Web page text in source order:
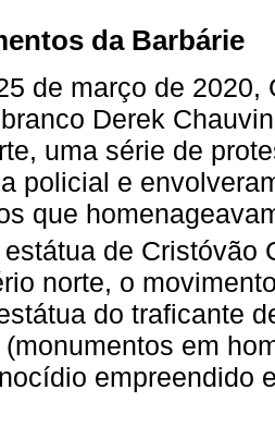
da Barbárie
de março de
Derek
uma série de
policial e
que
de Cristóvão
norte, o
do traficante
em
empreendido